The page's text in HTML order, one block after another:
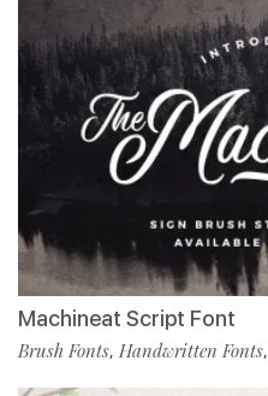
Machineat Script Font
Brush Fonts, Handwritten Fonts,